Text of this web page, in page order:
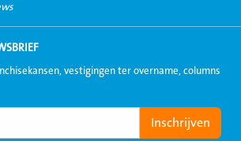
vestigingen ter overname, columns